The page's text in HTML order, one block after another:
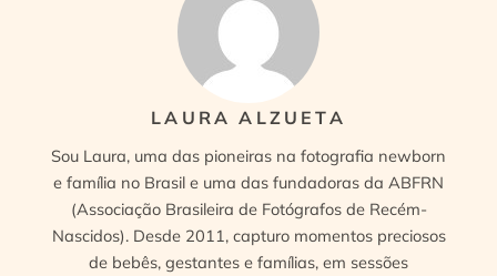
LAURA ALZUETA
Sou Laura, uma das pioneiras na fotografia newborn
e família no Brasil e uma das fundadoras da ABFRN
(Associação Brasileira de Fotógrafos de Recém-
Nascidos). Desde 2011, capturo momentos preciosos
de bebês, gestantes e famílias, em sessões